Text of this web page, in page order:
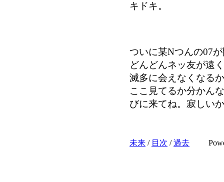
キドキ。
ついに某Nつんの07
どんどんネッ友が遠
滅多に会えなくなる
ここ見てるか分かん
びに来てね。寂しい
未来 / 目次 /過去